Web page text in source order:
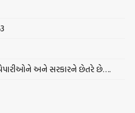
અને સરકારને છેતરે છે….